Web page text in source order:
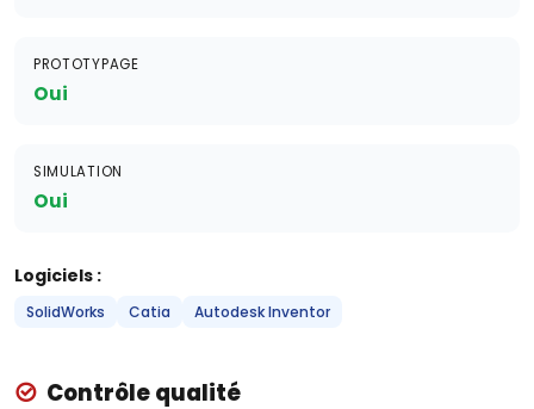
PROTOTYPAGE
Oui
SIMULATION
Oui
Logiciels :
SolidWorks Catia Autodesk Inventor
Contrôle qualité